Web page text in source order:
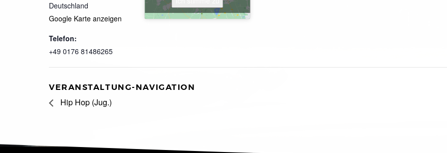
Deutschland
Google Karte anzeigen
Telefon:
+49 0176 81486265
VERANSTALTUNG-NAVIGATION
Hip Hop (Jug.)